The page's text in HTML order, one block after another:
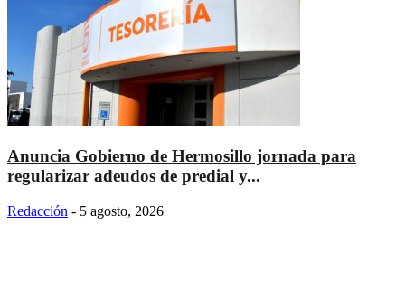
Anuncia Gobierno de Hermosillo jornada para
regularizar adeudos de predial y...
Redacción - 5 agosto, 2026